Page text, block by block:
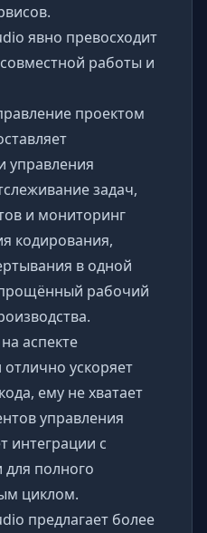
явно превосходит
работы и
проектом
управления
задач,
и мониторинг
кодирования,
в одной
рабочий
аспекте
ускоряет
ему не хватает
управления
интеграции с
полного
циклом.
предлагает более